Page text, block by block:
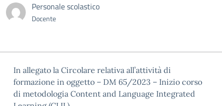
Personale scolastico
Docente
In allegato la Circolare relativa all’attività di
formazione in oggetto – DM 65/2023 – Inizio corso
di metodologia Content and Language Integrated